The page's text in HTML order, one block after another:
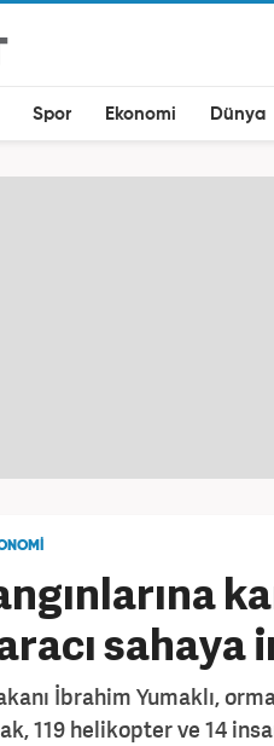
Spor Ekonomi Dünya
sahaya
İbrahim Yumaklı,
119 helikopter ve 14